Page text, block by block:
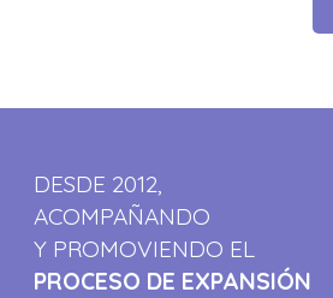
DESDE 2012,
ACOMPAÑANDO
Y PROMOVIENDO EL
PROCESO DE EXPANSIÓN